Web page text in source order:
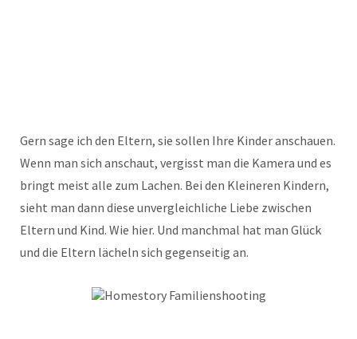
Gern sage ich den Eltern, sie sollen Ihre Kinder anschauen.
Wenn man sich anschaut, vergisst man die Kamera und es
bringt meist alle zum Lachen. Bei den Kleineren Kindern,
sieht man dann diese unvergleichliche Liebe zwischen
Eltern und Kind. Wie hier. Und manchmal hat man Glück
und die Eltern lächeln sich gegenseitig an.